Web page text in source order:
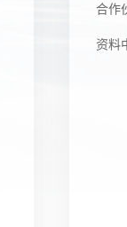
合作
资料